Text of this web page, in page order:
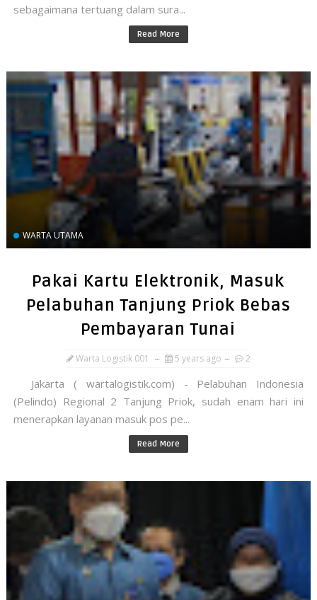
sebagaimana tertuang dalam sura...
Read More
WARTA UTAMA
Pakai Kartu Elektronik, Masuk
Pelabuhan Tanjung Priok Bebas
Pembayaran Tunai
Warta Logistik 001 5 years ago 2
Jakarta ( wartalogistik.com) - Pelabuhan Indonesia
(Pelindo) Regional 2 Tanjung Priok, sudah enam hari ini
menerapkan layanan masuk pos pe...
Read More